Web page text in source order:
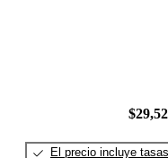
El precio incluye tasas